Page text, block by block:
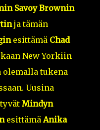
Savoy Brownin
ja tämän
esittämä Chad
New Yorkiin
olemalla tukena
Uusina
Mindyn
esittämäAnika